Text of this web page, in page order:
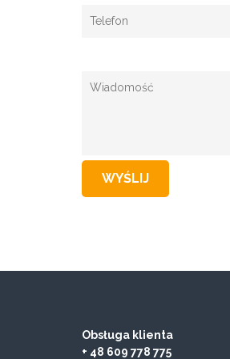
Obsługa klienta
+ 48 609 778 775